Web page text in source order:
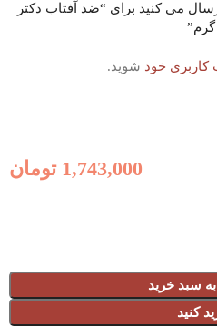
می کنید برای “ضد آفتاب دکتر
کاربری خود شوید.
1,743,000 تومان
به سبد خرید
کنید